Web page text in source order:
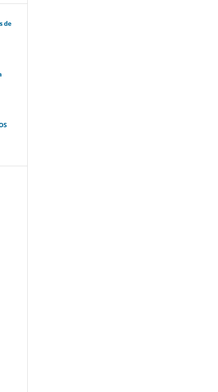
de